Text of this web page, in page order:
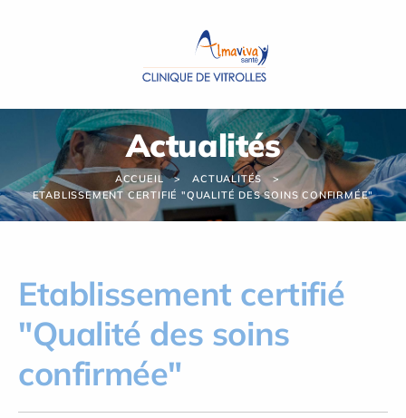
Actualités
ACCUEIL
ACTUALITÉS
ETABLISSEMENT CERTIFIÉ "QUALITÉ DES SOINS CONFIRMÉE"
Etablissement certifié
"Qualité des soins
confirmée"